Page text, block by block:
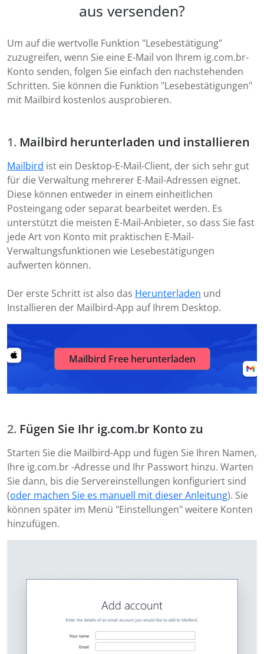
aus versenden?
Um auf die wertvolle Funktion "Lesebestätigung"
zuzugreifen, wenn Sie eine E-Mail von Ihrem ig.com.br-
Konto senden, folgen Sie einfach den nachstehenden
Schritten. Sie können die Funktion "Lesebestätigungen"
mit Mailbird kostenlos ausprobieren.
Mailbird herunterladen und installieren
Mailbird ist ein Desktop-E-Mail-Client, der sich sehr gut
für die Verwaltung mehrerer E-Mail-Adressen eignet.
Diese können entweder in einem einheitlichen
Posteingang oder separat bearbeitet werden. Es
unterstützt die meisten E-Mail-Anbieter, so dass Sie fast
jede Art von Konto mit praktischen E-Mail-
Verwaltungsfunktionen wie Lesebestätigungen
aufwerten können.
Der erste Schritt ist also das Herunterladen und
Installieren der Mailbird-App auf Ihrem Desktop.
Mailbird Free herunterladen
Fügen Sie Ihr ig.com.br Konto zu
Starten Sie die Mailbird-App und fügen Sie Ihren Namen,
Ihre ig.com.br -Adresse und Ihr Passwort hinzu. Warten
Sie dann, bis die Servereinstellungen konfiguriert sind
(oder machen Sie es manuell mit dieser Anleitung). Sie
können später im Menü "Einstellungen" weitere Konten
hinzufügen.